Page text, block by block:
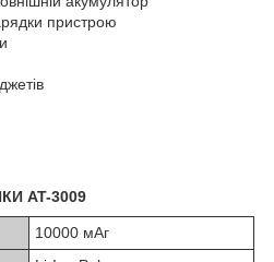
пристрою
AT-3009
10000 мАг